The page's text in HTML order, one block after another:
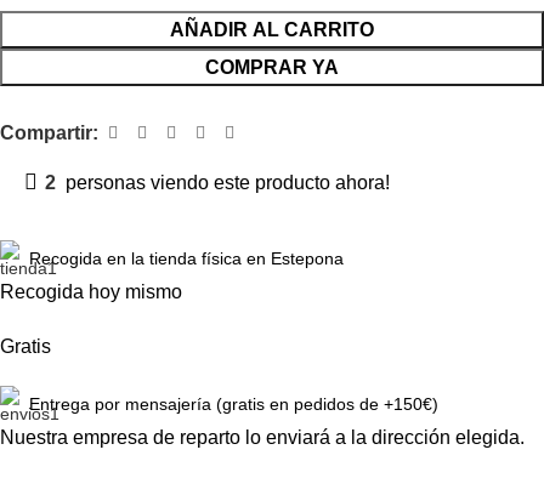
AÑADIR AL CARRITO
COMPRAR YA
Compartir:
2 personas viendo este producto ahora!
Recogida en la tienda física en Estepona
Recogida hoy mismo
Gratis
Entrega por mensajería (gratis en pedidos de +150€)
Nuestra empresa de reparto lo enviará a la dirección elegida.